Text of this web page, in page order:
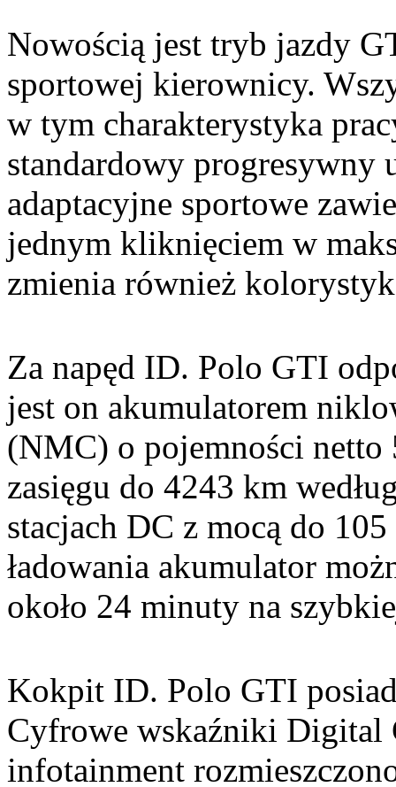
Nowością jest tryb jazdy
sportowej kierownicy.
w tym charakterystyka
standardowy progresywny
adaptacyjne sportowe
jednym kliknięciem w
zmienia również
Za napęd ID. Polo GTI
jest on akumulatorem
(NMC) o pojemności
zasięgu do 4243 km
stacjach DC z mocą do
ładowania akumulator
około 24 minuty na
Kokpit ID. Polo GTI
Cyfrowe wskaźniki Digital
infotainment